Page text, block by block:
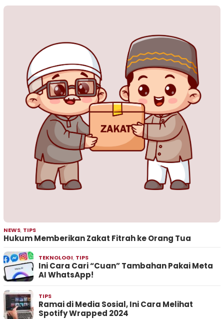
NEWS, TIPS
Hukum Memberikan Zakat Fitrah ke Orang Tua
TEKNOLOGI, TIPS
Ini Cara Cari “Cuan” Tambahan Pakai Meta
AI WhatsApp!
TIPS
Ramai di Media Sosial, Ini Cara Melihat
Spotify Wrapped 2024